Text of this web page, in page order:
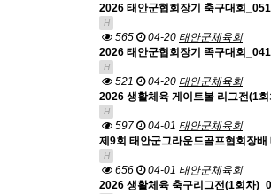
2026 태안군협회장기 축구대회
H
565 04-20 태안군체육회
2026 태안군협회장기 족구대회
H
521 04-20 태안군체육회
2026 생활체육 게이트볼 리그전(1
H
597 04-01 태안군체육회
제9회 태안군그라운드골프협회장
H
656 04-01 태안군체육회
2026 생활체육 축구리그전(1회차